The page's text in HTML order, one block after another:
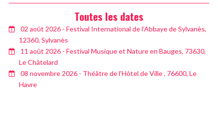
Toutes les dates
02 août 2026 - Festival International de l'Abbaye de Sylvanès,
12360, Sylvanès
11 août 2026 - Festival Musique et Nature en Bauges, 73630,
Le Châtelard
08 novembre 2026 - Théâtre de l'Hôtel de Ville , 76600, Le
Havre